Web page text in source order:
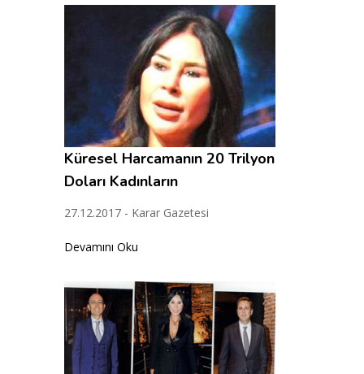
Küresel Harcamanın 20 Trilyon
Doları Kadınların
27.12.2017 - Karar Gazetesi
Devamını Oku